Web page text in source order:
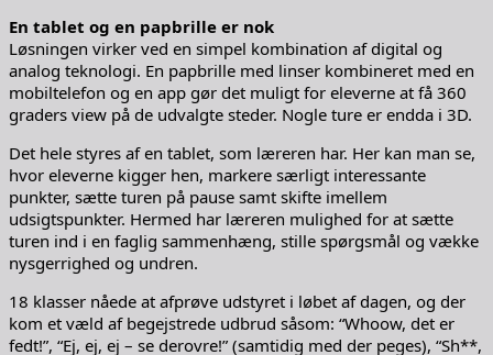
En tablet og en papbrille er nok
Løsningen virker ved en simpel kombination af digital og
analog teknologi. En papbrille med linser kombineret med en
mobiltelefon og en app gør det muligt for eleverne at få 360
graders view på de udvalgte steder. Nogle ture er endda i 3D.
Det hele styres af en tablet, som læreren har. Her kan man se,
hvor eleverne kigger hen, markere særligt interessante
punkter, sætte turen på pause samt skifte imellem
udsigtspunkter. Hermed har læreren mulighed for at sætte
turen ind i en faglig sammenhæng, stille spørgsmål og vække
nysgerrighed og undren.
18 klasser nåede at afprøve udstyret i løbet af dagen, og der
kom et væld af begejstrede udbrud såsom: “Whoow, det er
fedt!”, “Ej, ej, ej – se derovre!” (samtidig med der peges), “Sh**,